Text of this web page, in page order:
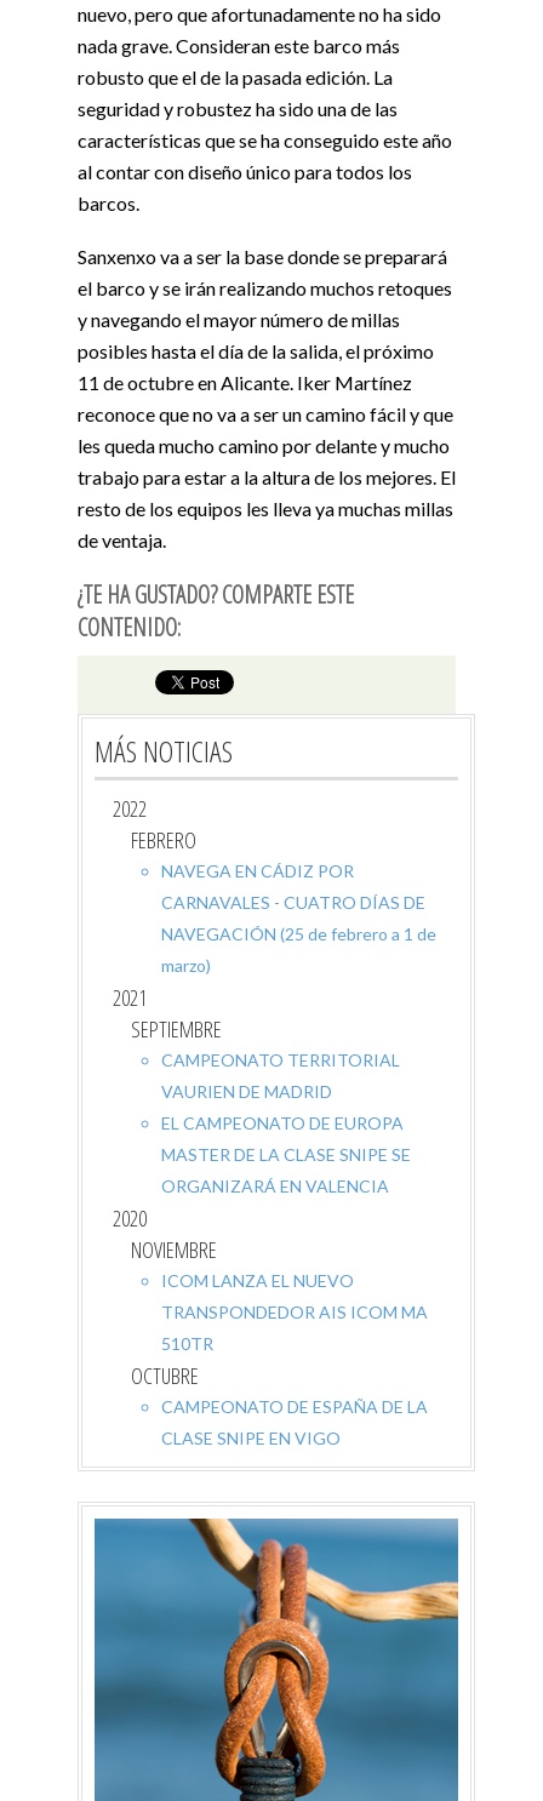
nuevo, pero que afortunadamente no ha sido
nada grave. Consideran este barco más
robusto que el de la pasada edición. La
seguridad y robustez ha sido una de las
características que se ha conseguido este año
al contar con diseño único para todos los
barcos.
Sanxenxo va a ser la base donde se preparará
el barco y se irán realizando muchos retoques
y navegando el mayor número de millas
posibles hasta el día de la salida, el próximo
11 de octubre en Alicante. Iker Martínez
reconoce que no va a ser un camino fácil y que
les queda mucho camino por delante y mucho
trabajo para estar a la altura de los mejores. El
resto de los equipos les lleva ya muchas millas
de ventaja.
¿TE HA GUSTADO? COMPARTE ESTE
CONTENIDO:
MÁS NOTICIAS
2022
FEBRERO
NAVEGA EN CÁDIZ POR
CARNAVALES - CUATRO DÍAS DE
NAVEGACIÓN (25 de febrero a 1 de
marzo)
2021
SEPTIEMBRE
CAMPEONATO TERRITORIAL
VAURIEN DE MADRID
EL CAMPEONATO DE EUROPA
MASTER DE LA CLASE SNIPE SE
ORGANIZARÁ EN VALENCIA
2020
NOVIEMBRE
ICOM LANZA EL NUEVO
TRANSPONDEDOR AIS ICOM MA
510TR
OCTUBRE
CAMPEONATO DE ESPAÑA DE LA
CLASE SNIPE EN VIGO